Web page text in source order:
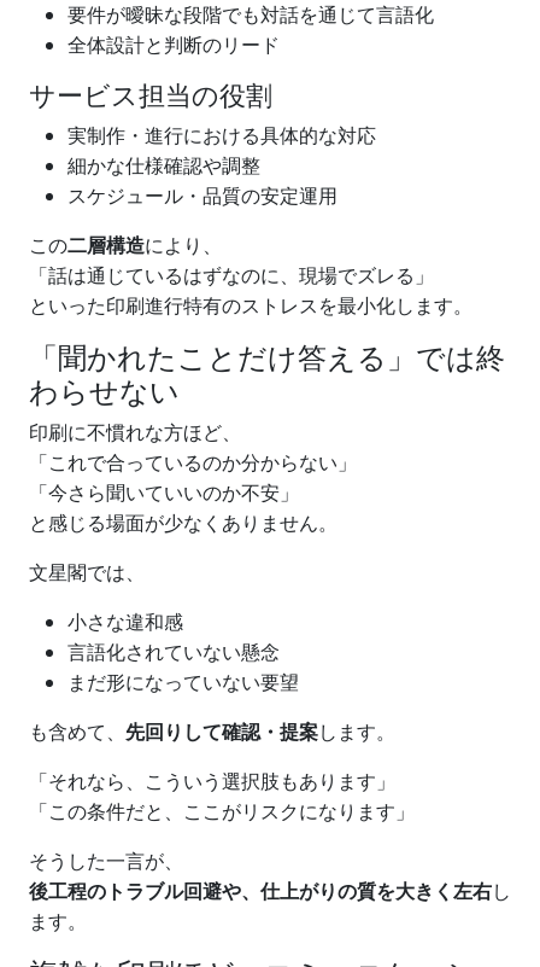
要件が曖昧な段階でも対話を通じて言語化
全体設計と判断のリード
サービス担当の役割
実制作・進行における具体的な対応
細かな仕様確認や調整
スケジュール・品質の安定運用
この二層構造により、
「話は通じているはずなのに、現場でズレる」
といった印刷進行特有のストレスを最小化します。
「聞かれたことだけ答える」では終
わらせない
印刷に不慣れな方ほど、
「これで合っているのか分からない」
「今さら聞いていいのか不安」
と感じる場面が少なくありません。
文星閣では、
小さな違和感
言語化されていない懸念
まだ形になっていない要望
も含めて、 先回りして確認・提案します。
「それなら、こういう選択肢もあります」
「この条件だと、ここがリスクになります」
そうした一言が、
後工程のトラブル回避や、仕上がりの質を大きく左右し
ます。